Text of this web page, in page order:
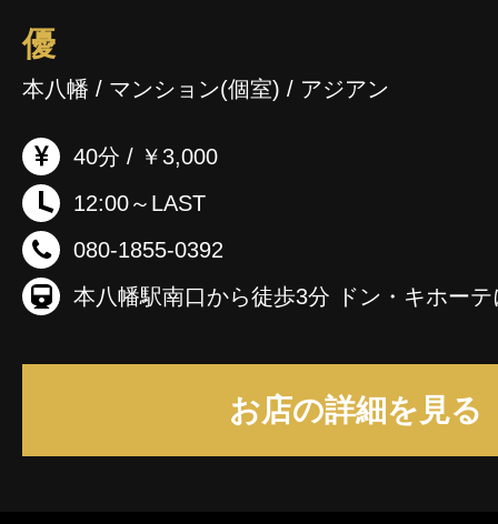
優
本八幡 / マンション(個室) / アジアン
40分 / ￥3,000
12:00～LAST
080-1855-0392
お店の詳細を見る